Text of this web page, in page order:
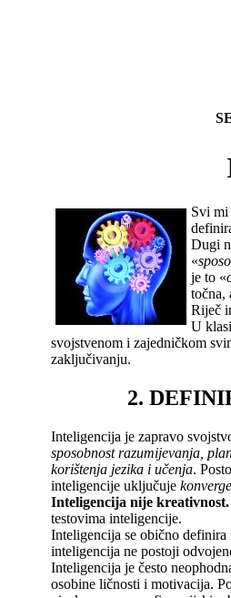
Svi mi
Dugi
«
je to «
točna,
Riječ
U
svojstvenom i zajedničkom
zaključivanju.
2.
Inteligencija je zapravo
sposobnost razumijevanja,
korištenja jezika i učenja.
inteligencije uključuje
Inteligencija nije kreativnost.
testovima inteligencije.
Inteligencija se obično definira
inteligencija ne postoji
Inteligencija je često
osobine ličnosti i motivacija.